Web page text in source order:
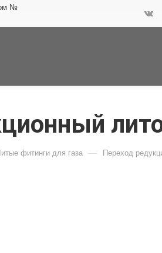
№
фитинги для газа — Переход